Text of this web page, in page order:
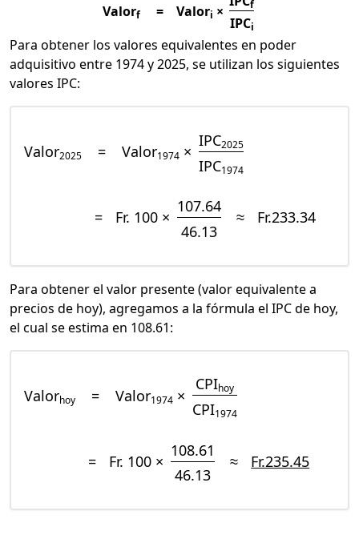
Valorf = Valori × f
IPCi
Para obtener los valores equivalentes en poder
adquisitivo entre 1974 y 2025, se utilizan los siguientes
valores IPC:
Valor2025 = Valor1974 ×
IPC2025
IPC1974
= Fr. 100 ×
107.64
46.13
≈ Fr.233.34
Para obtener el valor presente (valor equivalente a
precios de hoy), agregamos a la fórmula el IPC de hoy,
el cual se estima en 108.61:
Valorhoy = Valor1974 ×
CPIhoy
CPI1974
= Fr. 100 ×
108.61
46.13
≈ Fr.235.45